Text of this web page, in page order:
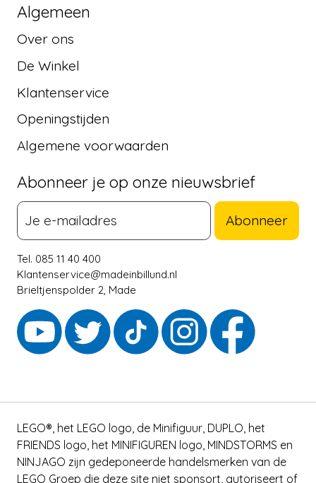
Algemeen
Over ons
De Winkel
Klantenservice
Openingstijden
Algemene voorwaarden
Abonneer je op onze nieuwsbrief
Abonneer
Tel. 085 11 40 400
Klantenservice@madeinbillund.nl
Brieltjenspolder 2, Made
LEGO®, het LEGO logo, de Minifiguur, DUPLO, het
FRIENDS logo, het MINIFIGUREN logo, MINDSTORMS en
NINJAGO zijn gedeponeerde handelsmerken van de
LEGO Groep die deze site niet sponsort, autoriseert of